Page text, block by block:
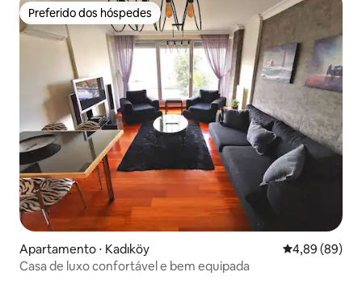
Preferido dos hóspedes
Preferido dos hóspedes
Apartamento ⋅ Kadıköy 4,89 de uma
4,89 (89)
Casa de luxo confortável e bem equipada